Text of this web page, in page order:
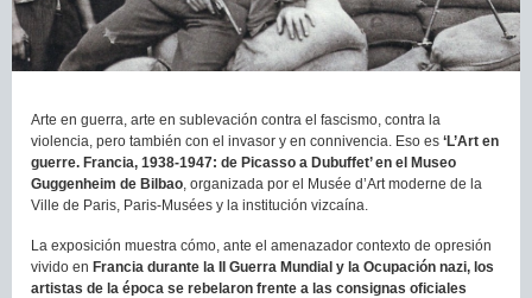
Arte en guerra, arte en sublevación contra el fascismo, contra la
violencia, pero también con el invasor y en connivencia. Eso es ‘L’Art en
guerre. Francia, 1938-1947: de Picasso a Dubuffet’ en el Museo
Guggenheim de Bilbao , organizada por el Musée d’Art moderne de la
Ville de Paris, Paris-Musées y la institución vizcaína.
La exposición muestra cómo, ante el amenazador contexto de opresión
vivido en Francia durante la II Guerra Mundial y la Ocupación nazi, los
artistas de la época se rebelaron frente a las consignas oficiales